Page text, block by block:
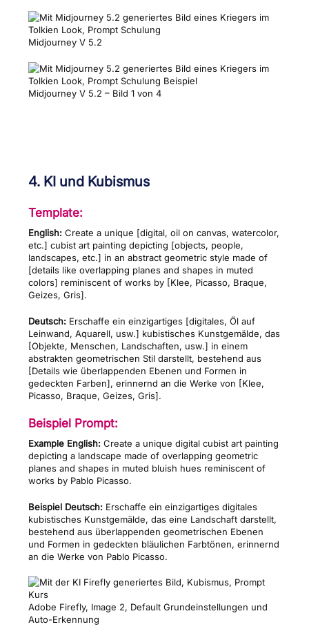
Midjourney V 5.2
Midjourney V 5.2 – Bild 1 von 4
4. KI und Kubismus
Template:
English:Create a unique [digital, oil on canvas, watercolor,
etc.] cubist art painting depicting [objects, people,
landscapes, etc.] in an abstract geometric style made of
[details like overlapping planes and shapes in muted
colors] reminiscent of works by [Klee, Picasso, Braque,
Geizes, Gris].
Deutsch: Erschaffe ein einzigartiges [digitales, Öl auf
Leinwand, Aquarell, usw.] kubistisches Kunstgemälde, das
[Objekte, Menschen, Landschaften, usw.] in einem
abstrakten geometrischen Stil darstellt, bestehend aus
[Details wie überlappenden Ebenen und Formen in
gedeckten Farben], erinnernd an die Werke von [Klee,
Picasso, Braque, Geizes, Gris].
Beispiel Prompt:
Example English:Create a unique digital cubist art painting
depicting a landscape made of overlapping geometric
planes and shapes in muted bluish hues reminiscent of
works by Pablo Picasso.
Beispiel Deutsch: Erschaffe ein einzigartiges digitales
kubistisches Kunstgemälde, das eine Landschaft darstellt,
bestehend aus überlappenden geometrischen Ebenen
und Formen in gedeckten bläulichen Farbtönen, erinnernd
an die Werke von Pablo Picasso.
Adobe Firefly, Image 2, Default Grundeinstellungen und
Auto-Erkennung